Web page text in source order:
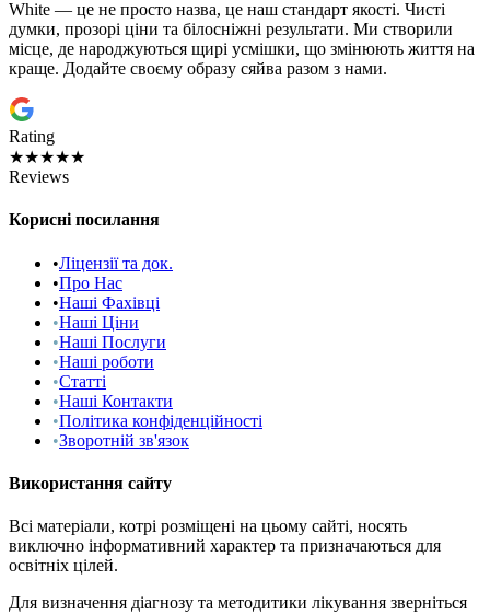
White — це не просто назва, це наш стандарт якості. Чисті
думки, прозорі ціни та білосніжні результати. Ми створили
місце, де народжуються щирі усмішки, що змінюють життя на
краще. Додайте своєму образу сяйва разом з нами.
Rating
★★★★★
Reviews
Корисні посилання
•Ліцензії та док.
•Про Нас
•Наші Фахівці
•Наші Ціни
•Наші Послуги
•Наші роботи
•Статті
•Наші Контакти
•Політика конфіденційності
•Зворотній зв'язок
Використання сайту
Всі матеріали, котрі розміщені на цьому сайті, носять
виключно інформативний характер та призначаються для
освітніх цілей.
Для визначення діагнозу та методитики лікування зверніться